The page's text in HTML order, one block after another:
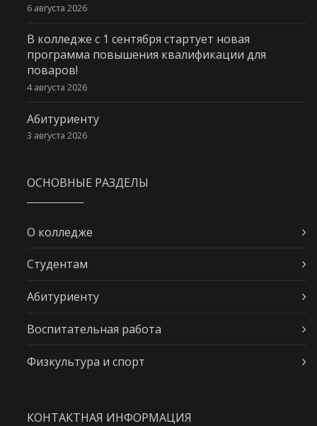
6 августа 2026
В колледже с 1 сентября стартует новая
программа повышения квалификации для
поваров!
4 августа 2026
Абитуриенту
3 августа 2026
ОСНОВНЫЕ РАЗДЕЛЫ
О колледже
Студентам
Абитуриенту
Воспитательная работа
Физкультура и спорт
КОНТАКТНАЯ ИНФОРМАЦИЯ